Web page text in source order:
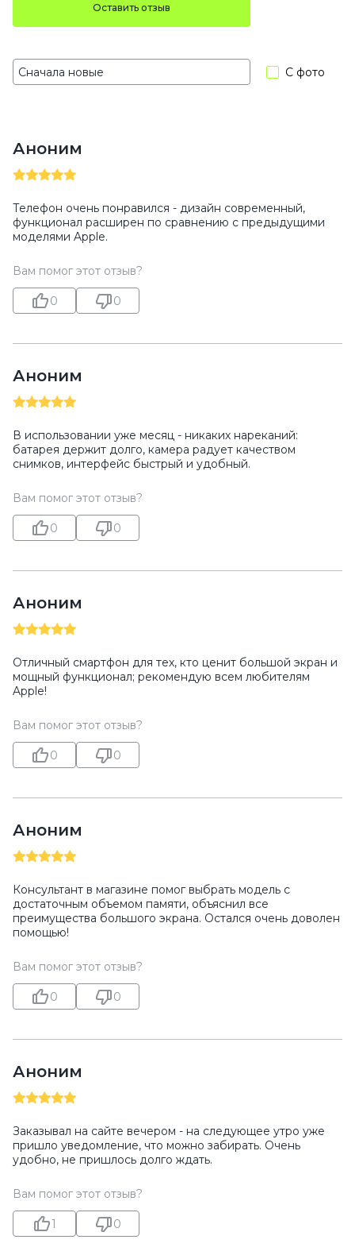
Оставить отзыв
С фото
Аноним
Телефон очень понравился - дизайн современный,
функционал расширен по сравнению с предыдущими
моделями Apple.
Вам помог этот отзыв?
0 0
Аноним
В использовании уже месяц - никаких нареканий:
батарея держит долго, камера радует качеством
снимков, интерфейс быстрый и удобный.
Вам помог этот отзыв?
0 0
Аноним
Отличный смартфон для тех, кто ценит большой экран и
мощный функционал; рекомендую всем любителям
Apple!
Вам помог этот отзыв?
0 0
Аноним
Консультант в магазине помог выбрать модель с
достаточным объемом памяти, объяснил все
преимущества большого экрана. Остался очень доволен
помощью!
Вам помог этот отзыв?
0 0
Аноним
Заказывал на сайте вечером - на следующее утро уже
пришло уведомление, что можно забирать. Очень
удобно, не пришлось долго ждать.
Вам помог этот отзыв?
1 0